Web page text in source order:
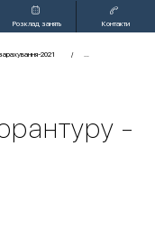
Розклад занять Контакти
2021
-